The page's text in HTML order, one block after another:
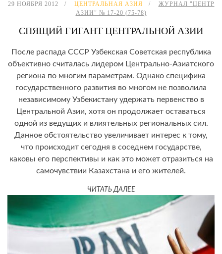
29 НОЯБРЯ 2012 ЦЕНТРАЛЬНАЯ АЗИЯ
ЖУРНАЛ "ЦЕНТР
АЗИИ" № 17-20 (75-78)
СПЯЩИЙ ГИГАНТ ЦЕНТРАЛЬНОЙ АЗИИ
После распада СССР Узбекская Советская республика
объективно считалась лидером Центрально-Азиатского
региона по многим параметрам. Однако специфика
государственного развития во многом не позволила
независимому Узбекистану удержать первенство в
Центральной Азии, хотя он продолжает оставаться
одной из ведущих и влиятельных региональных сил.
Данное обстоятельство увеличивает интерес к тому,
что происходит сегодня в соседнем государстве,
каковы его перспективы и как это может отразиться на
самочувствии Казахстана и его жителей.
ЧИТАТЬ ДАЛЕЕ